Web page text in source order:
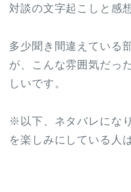
対談の文字起こしと感
多少聞き間違えている
が、こんな雰囲気だっ
しいです。
※以下、ネタバレにな
を楽しみにしている人